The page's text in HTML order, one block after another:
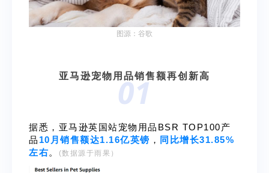
图源：谷歌
01
亚马逊宠物用品销售额再创新高
据悉，亚马逊英国站宠物用品BSR TOP100产
品 10月销售额达1.16亿英镑 ， 同比增长31.85%
左右。 (数据源于雨果）